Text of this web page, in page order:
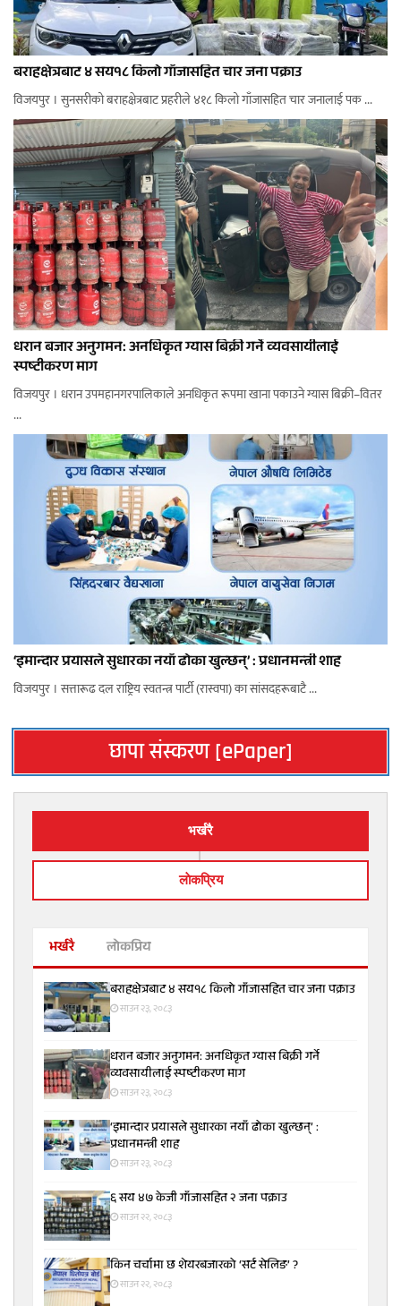
बराहक्षेत्रबाट ४ सय१८ किलो गाँजासहित चार जना पक्राउ
विजयपुर । सुनसरीको बराहक्षेत्रबाट प्रहरीले ४१८ किलो गाँजासहित चार जनालाई पक ...
धरान बजार अनुगमन: अनधिकृत ग्यास बिक्री गर्ने व्यवसायीलाई
स्पष्टीकरण माग
विजयपुर । धरान उपमहानगरपालिकाले अनधिकृत रूपमा खाना पकाउने ग्यास बिक्री–वितर
...
‘इमान्दार प्रयासले सुधारका नयाँ ढोका खुल्छन्’ : प्रधानमन्त्री शाह
विजयपुर । सत्तारूढ दल राष्ट्रिय स्वतन्त्र पार्टी (रास्वपा) का सांसदहरूबाटै ...
छापा संस्करण [ePaper]
भर्खरै
लाेकप्रिय
भर्खरै लोकप्रिय
बराहक्षेत्रबाट ४ सय१८ किलो गाँजासहित चार जना पक्राउ
साउन २३, २०८३
धरान बजार अनुगमन: अनधिकृत ग्यास बिक्री गर्ने
व्यवसायीलाई स्पष्टीकरण माग
साउन २३, २०८३
‘इमान्दार प्रयासले सुधारका नयाँ ढोका खुल्छन्’ :
प्रधानमन्त्री शाह
साउन २३, २०८३
६ सय ४७ केजी गाँजासहित २ जना पक्राउ
साउन २२, २०८३
किन चर्चामा छ शेयरबजारको ‘सर्ट सेलिङ’ ?
साउन २२, २०८३